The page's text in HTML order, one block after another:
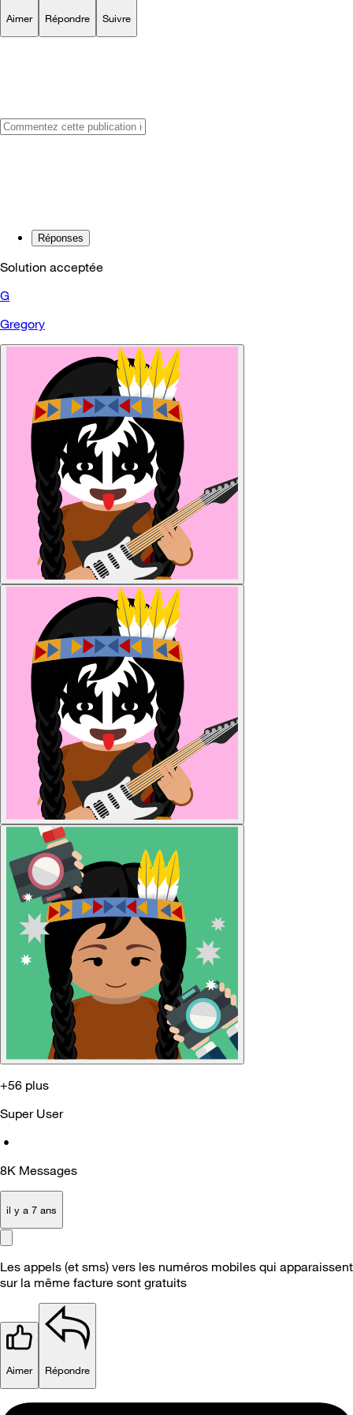
Aimer Répondre Suivre
Réponses
Solution acceptée
G
Gregory
+56 plus
Super User
•
8K Messages
il y a 7 ans
Les appels (et sms) vers les numéros mobiles qui apparaissent
sur la même facture sont gratuits
Aimer Répondre